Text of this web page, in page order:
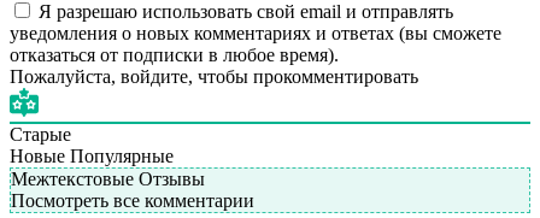
Я разрешаю использовать свой email и отправлять
уведомления о новых комментариях и ответах (вы cможете
отказаться от подписки в любое время).
Пожалуйста, войдите, чтобы прокомментировать
Старые
Новые Популярные
Межтекстовые Отзывы
Посмотреть все комментарии